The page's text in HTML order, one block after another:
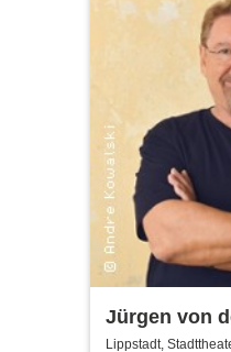
Jürgen von
Lippstadt,